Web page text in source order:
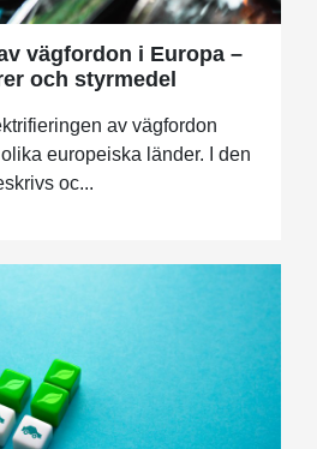
vägfordon i Europa –
och styrmedel
av vägfordon
europeiska länder. I den
oc...